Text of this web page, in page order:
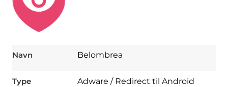
Navn Belombrea
Type Adware / Redirect til Android